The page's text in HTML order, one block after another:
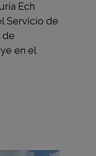
Ech
Servicio de
de
en el